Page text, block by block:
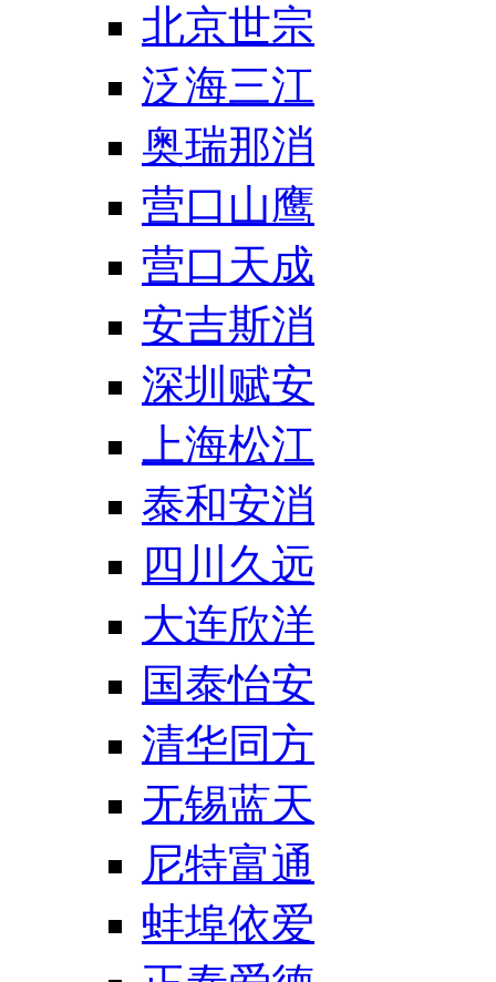
北京世宗
泛海三江
奥瑞那消
营口山鹰
营口天成
安吉斯消
深圳赋安
上海松江
泰和安消
四川久远
大连欣洋
国泰怡安
清华同方
无锡蓝天
尼特富通
蚌埠依爱